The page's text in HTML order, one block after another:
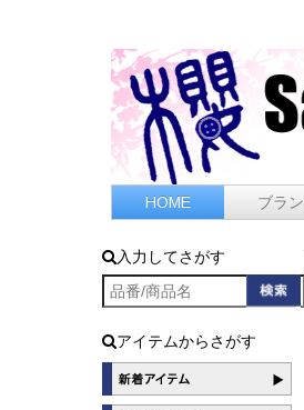
HOME ブラ
入力してさがす
アイテムからさがす